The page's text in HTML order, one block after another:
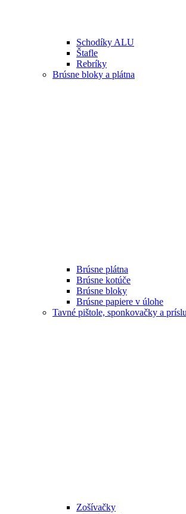
Schodíky ALU
Štafle
Rebríky
Brúsne bloky a plátna
Brúsne plátna
Brúsne kotúče
Brúsne bloky
Brúsne papiere v úlohe
Tavné pištole, sponkovačky a
Zošívačky